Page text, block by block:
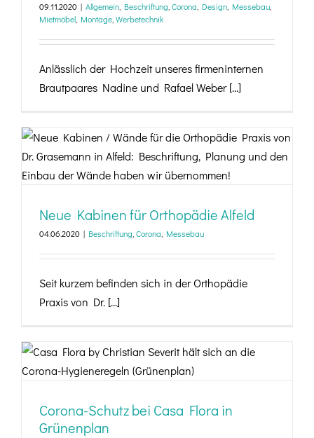
09.11.2020 | Allgemein, Beschriftung,Corona, Design, Messebau,
Mietmöbel, Montage,Werbetechnik
Anlässlich der Hochzeit unseres firmeninternen
Brautpaares Nadine und Rafael Weber [...]
Neue Kabinen für Orthopädie Alfeld
Neue Kabinen für Orthopädie Alfeld
04.06.2020 | Beschriftung,Corona, Messebau
Seit kurzem befinden sich in der Orthopädie
Praxis von Dr. [...]
Corona-Schutz bei Casa Flora in Grünenplan
Corona-Schutz bei Casa Flora in
Grünenplan